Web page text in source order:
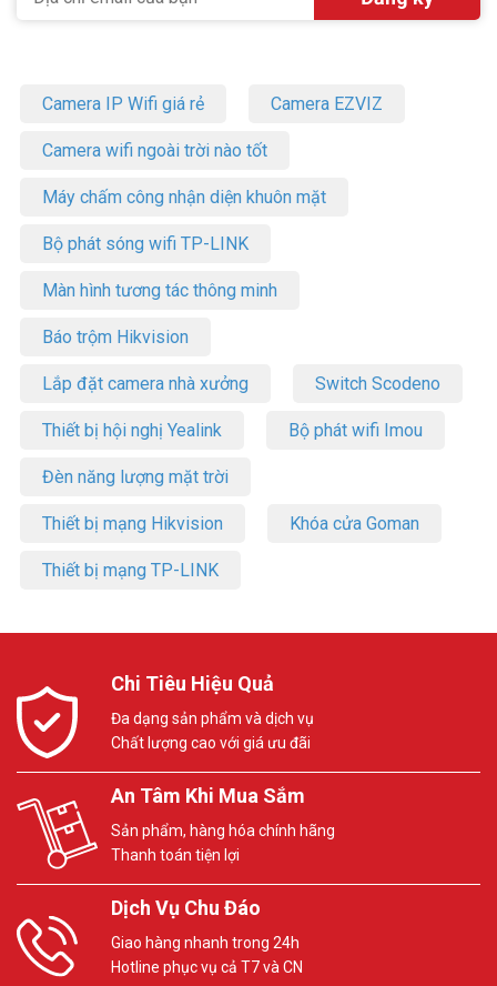
Camera IP Wifi giá rẻ Camera EZVIZ
Camera wifi ngoài trời nào tốt
Máy chấm công nhận diện khuôn mặt
Bộ phát sóng wifi TP-LINK
Màn hình tương tác thông minh
Báo trộm Hikvision
Lắp đặt camera nhà xưởng Switch Scodeno
Thiết bị hội nghị Yealink Bộ phát wifi Imou
Đèn năng lượng mặt trời
Thiết bị mạng Hikvision Khóa cửa Goman
Thiết bị mạng TP-LINK
Chi Tiêu Hiệu Quả
Đa dạng sản phẩm và dịch vụ
Chất lượng cao với giá ưu đãi
An Tâm Khi Mua Sắm
Sản phẩm, hàng hóa chính hãng
Thanh toán tiện lợi
Dịch Vụ Chu Đáo
Giao hàng nhanh trong 24h
Hotline phục vụ cả T7 và CN